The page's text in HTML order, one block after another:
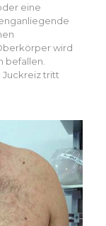
eine
wird
befallen.
Juckreiz tritt